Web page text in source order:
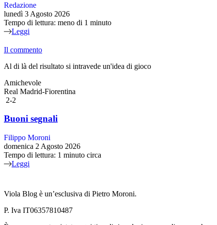
Redazione
lunedì 3 Agosto 2026
Tempo di lettura: meno di 1 minuto
Leggi
Il commento
Al di là del risultato si intravede un'idea di gioco
Amichevole
Real Madrid-Fiorentina
2-2
Buoni segnali
Filippo Moroni
domenica 2 Agosto 2026
Tempo di lettura: 1 minuto circa
Leggi
Viola Blog è un’esclusiva di Pietro Moroni.
P. Iva IT06357810487